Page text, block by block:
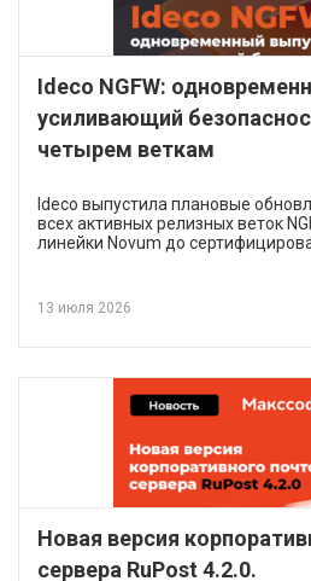
Ideco NGFW:
усиливающий
четырем веткам
Ideco выпустила плановые
всех активных релизных веток
линейки Novum до
13 июля 2026
Новая версия
сервера RuPost 4.2.0.